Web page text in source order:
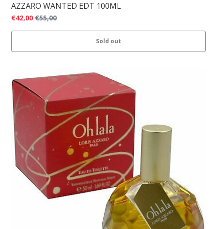
AZZARO WANTED EDT 100ML
€42,00 €55,00
Sold out